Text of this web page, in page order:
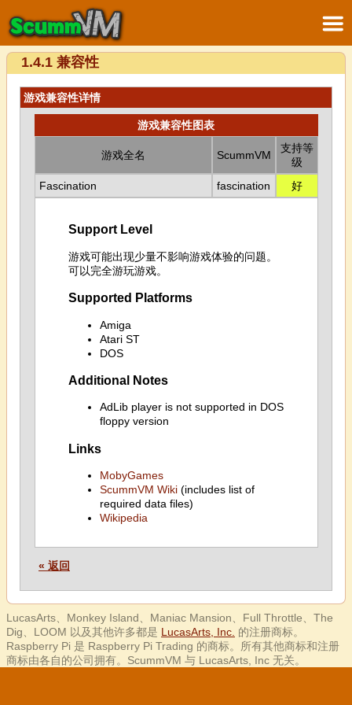
1.4.1 兼容性
游戏兼容性详情
游戏兼容性图表
游戏全名 ScummVM
支持等
级
Fascination
fascination 好
Support Level
游戏可能出现少量不影响游戏体验的问题。
可以完全游玩游戏。
Supported Platforms
Amiga
Atari ST
DOS
Additional Notes
AdLib player is not supported in DOS
floppy version
Links
MobyGames
ScummVM Wiki(includes list of
required data files)
Wikipedia
« 返回
LucasArts、Monkey Island、Maniac Mansion、Full Throttle、The
Dig、LOOM 以及其他许多都是 LucasArts, Inc. 的注册商标。
Raspberry Pi 是 Raspberry Pi Trading 的商标。所有其他商标和注册
商标由各自的公司拥有。ScummVM 与 LucasArts, Inc 无关。